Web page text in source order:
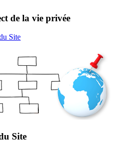
de la vie privée
Site
Site